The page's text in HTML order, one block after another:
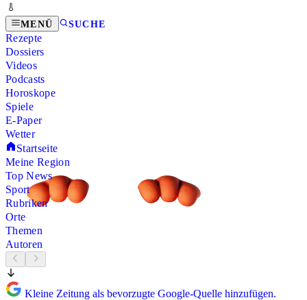
MENÜ SUCHE
Rezepte
Dossiers
Videos
Podcasts
Horoskope
Spiele
E-Paper
Wetter
Startseite
Meine Region
Top News
Sport
Rubriken
Orte
Themen
Autoren
Kleine Zeitung als bevorzugte Google-Quelle hinzufügen.